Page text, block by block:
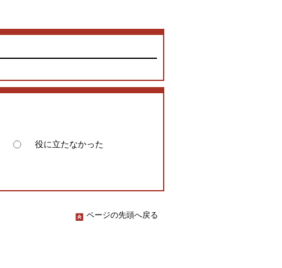
役に立たなかった
ページの先頭へ戻る